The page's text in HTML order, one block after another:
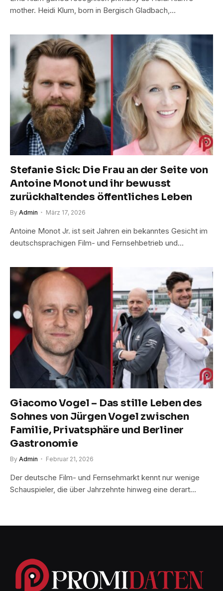
mother. Heidi Klum, born in Bergisch Gladbach,…
Stefanie Sick: Die Frau an der Seite von
Antoine Monot und ihr bewusst
zurückhaltendes öffentliches Leben
By Admin März 17, 2026
Antoine Monot Jr. ist seit Jahren ein bekanntes Gesicht im
deutschsprachigen Film- und Fernsehbetrieb und…
Giacomo Vogel – Das stille Leben des
Sohnes von Jürgen Vogel zwischen
Familie, Privatsphäre und Berliner
Gastronomie
By Admin Februar 21, 2026
Der deutsche Film- und Fernsehmarkt kennt nur wenige
Schauspieler, die über Jahrzehnte hinweg eine derart…